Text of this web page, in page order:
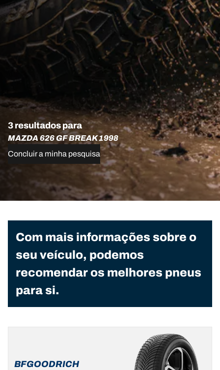
3 resultados para
MAZDA 626 GF BREAK 1998
Concluir a minha pesquisa
Com mais informações sobre o
seu veículo, podemos
recomendar os melhores pneus
para si.
BFGOODRICH